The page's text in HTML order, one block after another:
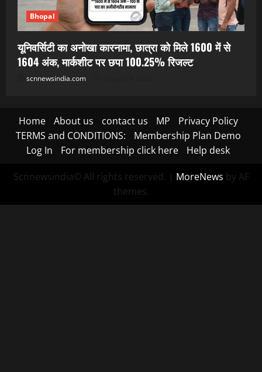
Bhopal
यूनिवर्सिटी का अनोखा कारनामा, छात्रा को मिले 1600 में से
1604 अंक, मार्कशीट पर छपा 100.25% रिजल्ट
scnnewsindia.com
Home About us contact us MP
Privacy Policy
TERMS and CONDITIONS:
Membership Plan Demo
Log In
For membership click here Help desk
Scnnewsindia© All rights reserved. | MoreNews by AF
themes.